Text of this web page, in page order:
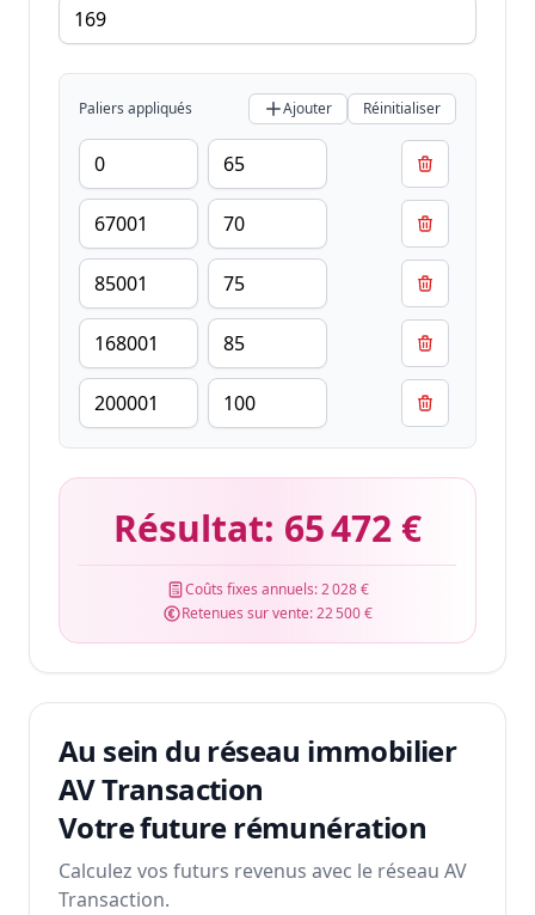
Paliers appliqués Ajouter Réinitialiser
Résultat: 65 472 €
Coûts fixes annuels:2 028 €
Retenues sur vente:22 500 €
Au sein du réseau immobilier
AV Transaction
Votre future rémunération
Calculez vos futurs revenus avec le réseau AV
Transaction.